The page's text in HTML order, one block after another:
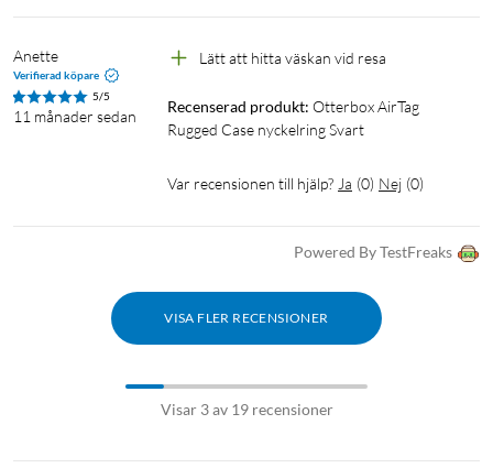
Anette
Verifierad köpare
5/5
11 månader sedan
Lätt att hitta väskan vid resa
Recenserad produkt: Otterbox AirTag
Rugged Case nyckelring Svart
Var recensionen till hjälp? Ja (0) Nej (0)
Powered By TestFreaks
VISA FLER RECENSIONER
Visar 3 av 19 recensioner